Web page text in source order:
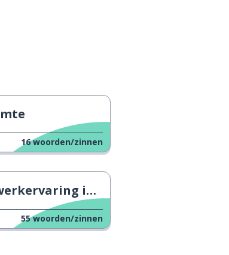
16 woorden/zinnen
in Chili
55 woorden/zinnen